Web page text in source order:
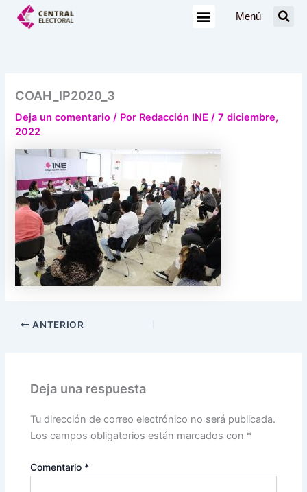
Menú
COAH_IP2020_3
Deja un comentario / Por Redacción INE/7 diciembre,
2022
ANTERIOR
Deja una respuesta
Tu dirección de correo electrónico no será publicada.
Los campos obligatorios están marcados con *
Comentario *